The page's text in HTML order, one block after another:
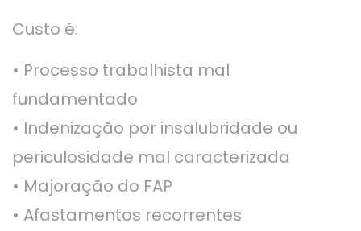
Custo é:
• Processo trabalhista mal
fundamentado
• Indenização por insalubridade ou
periculosidade mal caracterizada
• Majoração do FAP
• Afastamentos recorrentes